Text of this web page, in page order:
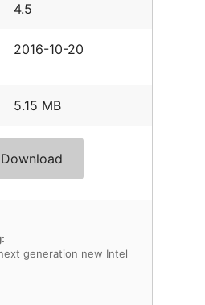
4.5
2016-10-20
5.15 MB
Download
generation new Intel